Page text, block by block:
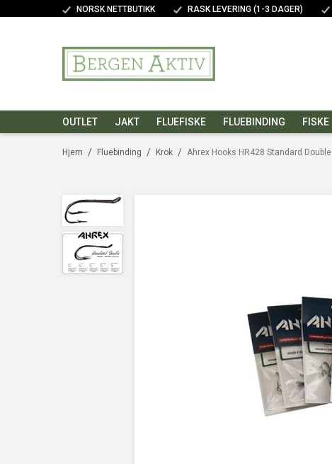
NORSK NETTBUTIKK RASK LEVERING (1-3 DAGER)
OUTLET JAKT FLUEFISKE FLUEBINDING FISKE
/
Hjem /
Fluebinding /
Krok Ahrex Hooks HR428 Standard Double